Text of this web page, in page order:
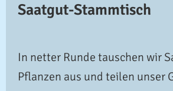
Saatgut-Stammtisch
In netter Runde tauschen wir
Pflanzen aus und teilen unser